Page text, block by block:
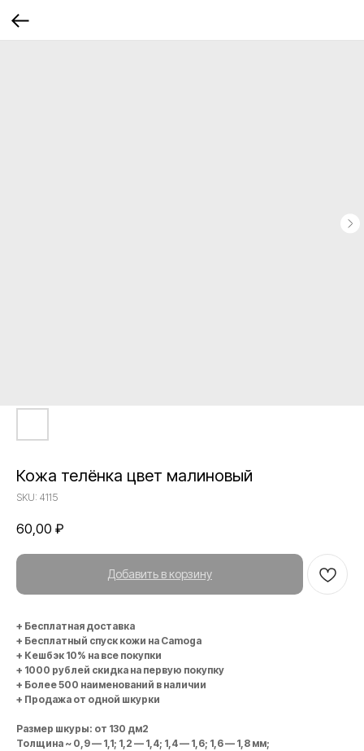
Кожа телёнка цвет малиновый
SKU: 4115
60,00 ₽
Добавить в корзину
+ Бесплатная доставка
+ Бесплатный спуск кожи на Camoga
+ Кешбэк 10% на все покупки
+ 1000 рублей скидка на первую покупку
+ Более 500 наименований в наличии
+ Продажа от одной шкурки
Размер шкуры: от 130 дм2
Толщина ~ 0,9 — 1,1; 1,2 — 1,4; 1,4 — 1,6; 1,6 — 1,8 мм;